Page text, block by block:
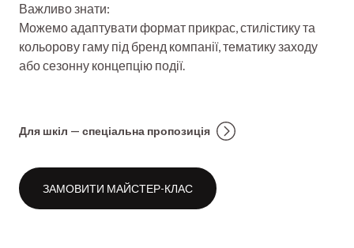
Важливо знати:
Можемо адаптувати формат прикрас, стилістику та
кольорову гаму під бренд компанії, тематику заходу
або сезонну концепцію події.
Для шкіл — спеціальна пропозиція
ЗАМОВИТИ МАЙСТЕР-КЛАС